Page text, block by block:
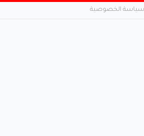
سياسة الخصوصية